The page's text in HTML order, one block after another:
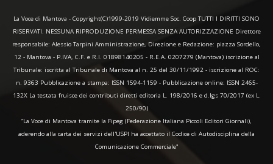
La Voce di Mantova - Copyright(C)1999-2019 Vidiemme Soc. Coop TUTTI I DIRITTI SONO
RISERVATI. NESSUNA RIPRODUZIONE PERMESSA SENZA AUTORIZZAZIONE Direttore
responsabile: Alessio Tarpini Amministrazione, Direzione e Redazione: piazza Sordello,
12 - Mantova - P.IVA, C.F. e R.I. 01898140205 - R.E.A. 0207279 (Mantova) iscrizione al
Tribunale: iscritta al Tribunale di Mantova al n. 25 del 30/11/1992 - iscrizione al ROC:
n. 9363 Pubblicazione a stampa: ISSN 1594-1159 - Pubblicazione online: ISSN 2465-
132X La testata fruisce dei contributi diretti editoria L. 198/2016 e d.lgs 70/2017 (ex L.
250/90)
“La Voce di Mantova tramite la Fipeg (Federazione Italiana Piccoli Editori Giornali),
aderendo alla carta dei servizi dell'USPI ha accettato il Codice di Autodisciplina della
Comunicazione Commerciale"